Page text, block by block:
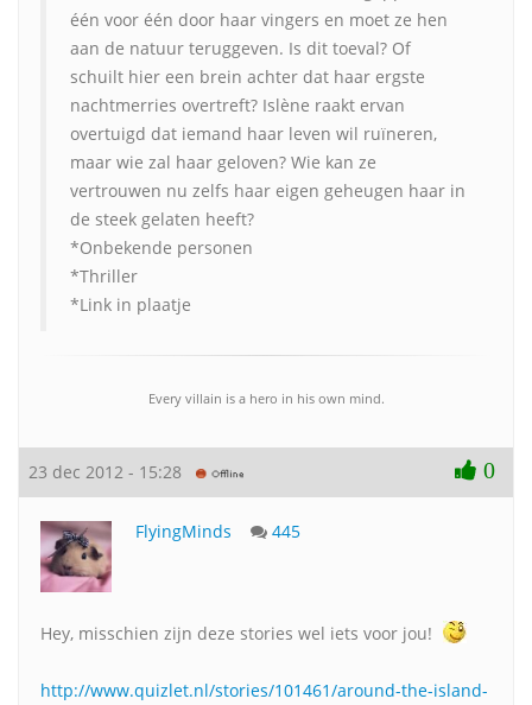
één voor één door haar vingers en moet ze hen
aan de natuur teruggeven. Is dit toeval? Of
schuilt hier een brein achter dat haar ergste
nachtmerries overtreft? Islène raakt ervan
overtuigd dat iemand haar leven wil ruïneren,
maar wie zal haar geloven? Wie kan ze
vertrouwen nu zelfs haar eigen geheugen haar in
de steek gelaten heeft?
*Onbekende personen
*Thriller
*Link in plaatje
Every villain is a hero in his own mind.
23 dec 2012 - 15:28 0
FlyingMinds 445
Hey, misschien zijn deze stories wel iets voor jou!
http://www.quizlet.nl/stories/101461/around-the-island-